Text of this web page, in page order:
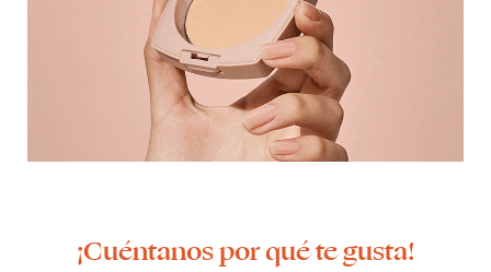
¡Cuéntanos por qué te gusta!